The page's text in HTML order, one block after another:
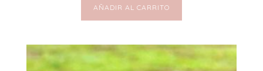
AÑADIR AL CARRITO